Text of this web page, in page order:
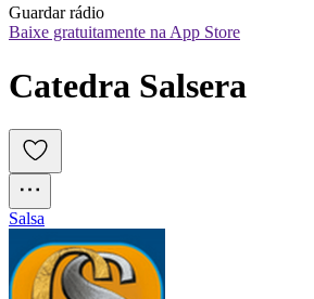
Guardar rádio
Baixe gratuitamente na App Store
Catedra Salsera
Salsa